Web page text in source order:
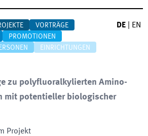
VORTRÄGE
PROMOTIONEN
EINRICHTUNGEN
DE EN
zu polyfluoralkylierten Amino-
mit potentieller biologischer
Projekt